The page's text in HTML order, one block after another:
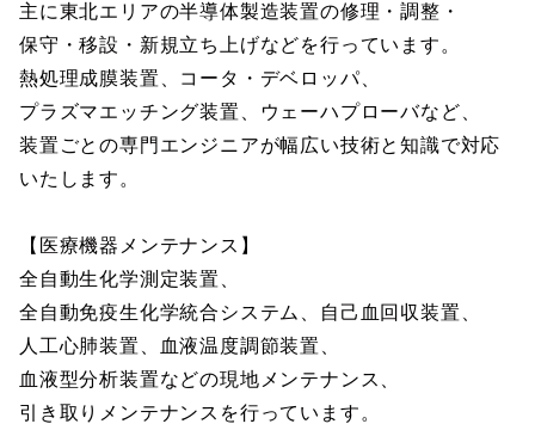
主に東北エリアの半導体製造装置の修理・調整・
保守・移設・新規立ち上げなどを行っています。
熱処理成膜装置、コータ・デベロッパ、
プラズマエッチング装置、ウェーハプローバなど、
装置ごとの専門エンジニアが幅広い技術と知識で対応
いたします。
【医療機器メンテナンス】
全自動生化学測定装置、
全自動免疫生化学統合システム、自己血回収装置、
人工心肺装置、血液温度調節装置、
血液型分析装置などの現地メンテナンス、
引き取りメンテナンスを行っています。